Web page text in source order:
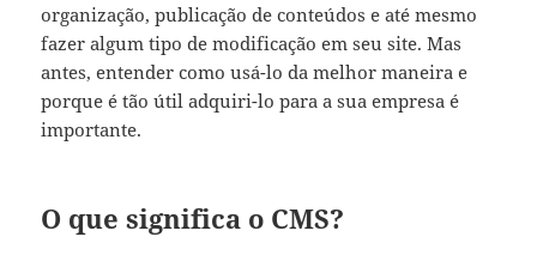
organização, publicação de conteúdos e até mesmo
fazer algum tipo de modificação em seu site. Mas
antes, entender como usá-lo da melhor maneira e
porque é tão útil adquiri-lo para a sua empresa é
importante.
O que significa o CMS?